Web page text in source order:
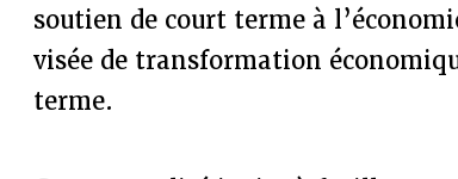
soutien de court terme à
visée de transformation
terme.